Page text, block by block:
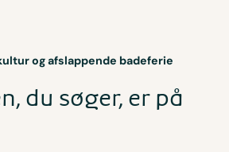
og afslappende badeferie
du søger, er på